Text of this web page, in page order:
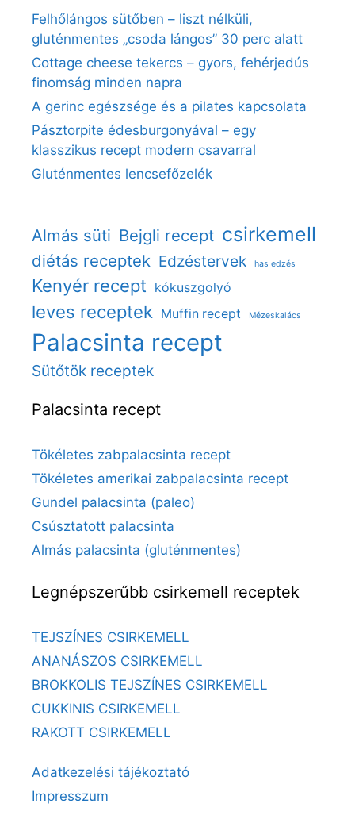
Felhőlángos sütőben – liszt nélküli,
gluténmentes „csoda lángos” 30 perc alatt
Cottage cheese tekercs – gyors, fehérjedús
finomság minden napra
A gerinc egészsége és a pilates kapcsolata
Pásztorpite édesburgonyával – egy
klasszikus recept modern csavarral
Gluténmentes lencsefőzelék
Almás süti Bejgli recept csirkemell
diétás receptek Edzéstervek has edzés
Kenyér recept kókuszgolyó
leves receptek Muffin recept Mézeskalács
Palacsinta recept
Sütőtök receptek
Palacsinta recept
Tökéletes zabpalacsinta recept
Tökéletes amerikai zabpalacsinta recept
Gundel palacsinta (paleo)
Csúsztatott palacsinta
Almás palacsinta (gluténmentes)
Legnépszerűbb csirkemell receptek
TEJSZÍNES CSIRKEMELL
ANANÁSZOS CSIRKEMELL
BROKKOLIS TEJSZÍNES CSIRKEMELL
CUKKINIS CSIRKEMELL
RAKOTT CSIRKEMELL
Adatkezelési tájékoztató
Impresszum